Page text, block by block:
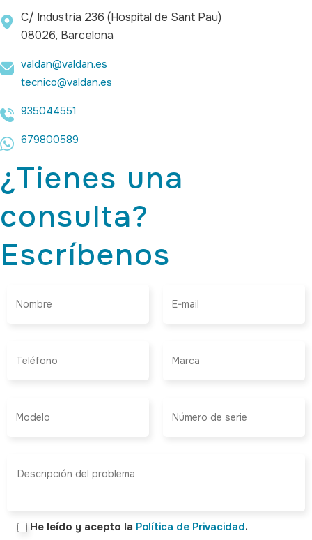
C/ Industria 236 (Hospital de Sant Pau)
08026, Barcelona
valdan@valdan.es
tecnico@valdan.es
935044551
679800589
¿Tienes una
consulta?
Escríbenos
He leído y acepto la Política de Privacidad.